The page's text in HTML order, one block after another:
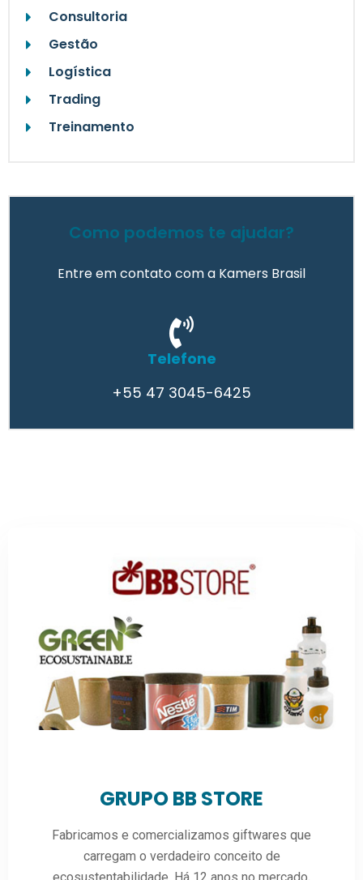
Consultoria
Gestão
Logística
Trading
Treinamento
Como podemos te ajudar?
Entre em contato com a Kamers Brasil
Telefone
+55 47 3045-6425
GRUPO BB STORE
Fabricamos e comercializamos giftwares que
carregam o verdadeiro conceito de